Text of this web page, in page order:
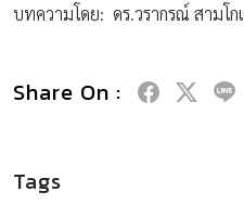
บทความโดย: ดร.วรากรณ์ สามโก
Share On :
Tags